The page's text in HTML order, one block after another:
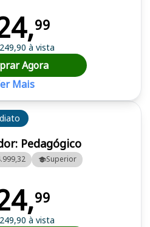
Pedagógico
Superior
99
à vista
99
à vista
Agora
Mais